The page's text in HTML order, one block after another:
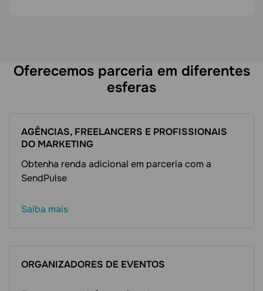
Oferecemos parceria em diferentes
esferas
AGÊNCIAS, FREELANCERS E PROFISSIONAIS
DO MARKETING
Obtenha renda adicional em parceria com a
SendPulse
Saiba mais
ORGANIZADORES DE EVENTOS